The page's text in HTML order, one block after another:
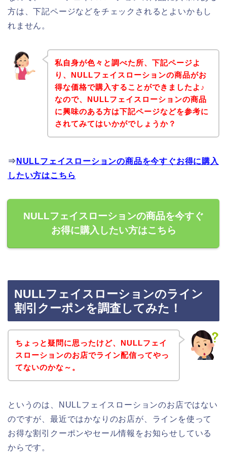
方は、下記ページなどをチェックされるとよいかもし
れません。
私自身が色々と調べた所、下記ページよ
り、NULLフェイスローションの商品がお
得な価格で購入することができましたよ♪
なので、NULLフェイスローションの商品
に興味のある方は下記ページなどを参考に
されてみてはいかがでしょうか？
⇒ NULLフェイスローションの商品を今すぐお得に購入
したい方はこちら
NULLフェイスローションの商品を今すぐ
お得に購入したい方はこちら
NULLフェイスローションのライン
割引クーポンを調査してみた！
ちょっと疑問に思ったけど、NULLフェイ
スローションのお店でライン配信ってやっ
てないのかな～。
というのは、NULLフェイスローションのお店ではない
のですが、最近ではかなりのお店が、ラインを使って
お得な割引クーポンやセール情報をお知らせしている
からです。